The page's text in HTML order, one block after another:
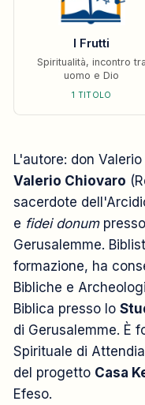
I Frutti
Spiritualità, incontro tra
uomo e Dio
1 TITOLO
L'autore: don
Valerio Chiovaro
sacerdote
e fidei donum
Gerusalemme.
formazione, ha
Bibliche e
Biblica presso lo
di Gerusalemme. È
Spirituale di
del progetto Casa
Efeso.